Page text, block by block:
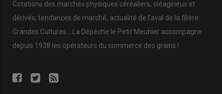
Cotations des marchés physiques céréaliers, oléagineux et
dérivés, tendances de marché, actualité de l’aval de la filière
Grandes Cultures... La Dépêche le Petit Meunier accompagne
depuis 1938 les opérateurs du commerce des grains !